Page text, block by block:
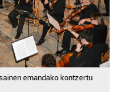
emandako kontzertu